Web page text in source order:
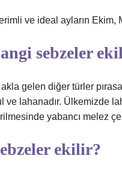
ve ideal ayların Ekim,
sebzeler
gelen diğer türler
ve lahanadır. Ülkemizde
yabancı melez
ekilir?